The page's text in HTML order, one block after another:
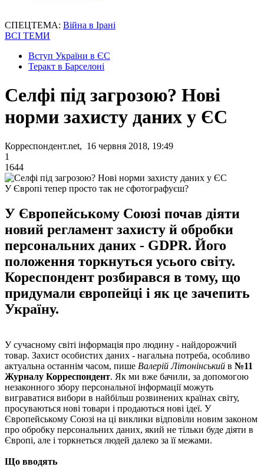
СПЕЦТЕМА: Війна в Ірані
ВСІ ТЕМИ
Вступ України в ЄС
Теракт в Барселоні
Селфі під загрозою? Нові
норми захисту даних у ЄС
Корреспондент.net, 16 червня 2018, 19:49
1
1644
У Європі тепер просто так не сфотографуєш?
У Європейському Союзі почав діяти
новий регламент захисту й обробки
персональних даних - GDPR. Його
положення торкнуться усього світу.
Кореспондент розбирався в тому, що
придумали європейці і як це зачепить
Україну.
У сучасному світі інформація про людину - найдорожчий
товар. Захист особистих даних - нагальна потреба, особливо
актуальна останнім часом, пише Валерій Літонінський в №11
Журналу Корреспондент. Як ми вже бачили, за допомогою
незаконного збору персональної інформації можуть
виграватися вибори в найбільш розвинених країнах світу,
просуваються нові товари і продаються нові ідеї. У
Європейському Союзі на ці виклики відповіли новим законом
про обробку персональних даних, який не тільки буде діяти в
Європі, але і торкнеться людей далеко за її межами.
Що вводять